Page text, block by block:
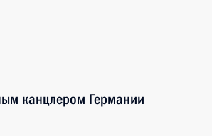
канцлером Германии